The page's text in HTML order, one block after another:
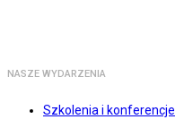
NASZE WYDARZENIA
Szkolenia i konferencje